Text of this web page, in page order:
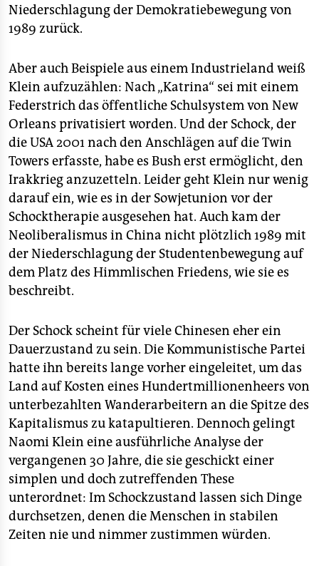
Niederschlagung der Demokratiebewegung von
1989 zurück.
Aber auch Beispiele aus einem Industrieland weiß
Klein aufzuzählen: Nach „Katrina“ sei mit einem
Federstrich das öffentliche Schulsystem von New
Orleans privatisiert worden. Und der Schock, der
die USA 2001 nach den Anschlägen auf die Twin
Towers erfasste, habe es Bush erst ermöglicht, den
Irakkrieg anzuzetteln. Leider geht Klein nur wenig
darauf ein, wie es in der Sowjetunion vor der
Schocktherapie ausgesehen hat. Auch kam der
Neoliberalismus in China nicht plötzlich 1989 mit
der Niederschlagung der Studentenbewegung auf
dem Platz des Himmlischen Friedens, wie sie es
beschreibt.
Der Schock scheint für viele Chinesen eher ein
Dauerzustand zu sein. Die Kommunistische Partei
hatte ihn bereits lange vorher eingeleitet, um das
Land auf Kosten eines Hundertmillionenheers von
unterbezahlten Wanderarbeitern an die Spitze des
Kapitalismus zu katapultieren. Dennoch gelingt
Naomi Klein eine ausführliche Analyse der
vergangenen 30 Jahre, die sie geschickt einer
simplen und doch zutreffenden These
unterordnet: Im Schockzustand lassen sich Dinge
durchsetzen, denen die Menschen in stabilen
Zeiten nie und nimmer zustimmen würden.